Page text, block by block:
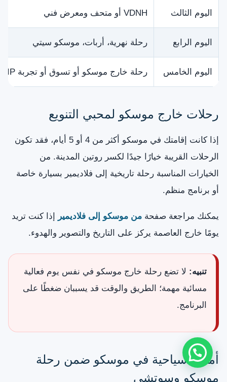
اليوم الثالث VDNH أو متحف ومعرض فني
اليوم الرابع رحلة نهرية، أربات، موسكو سيتي
اليوم الخامس رحلة خارج موسكو أو تسوق أو تجربة VIP
رحلات خارج موسكو لمحبي التنويع
إذا كانت إقامتك في موسكو أكثر من 4 أو 5 أيام، فقد تكون
الرحلات القريبة خيارًا جيدًا لكسر روتين المدينة. من
الخيارات المناسبة رحلة تاريخية إلى فلاديمير بسيارة خاصة
أو برنامج منظم.
يمكنك مراجعة صفحة من موسكو إلى فلاديمير
إذا كنت تريد
يومًا خارج العاصمة يركز على التاريخ والتصوير والهدوء.
تنبيه: لا تضع رحلة خارج موسكو في نفس يوم فعالية
مسائية مهمة؛ الطريق والوقت قد يسببان ضغطًا على
البرنامج.
أماكن سياحية في موسكو ضمن رحلة
موسكو وسوتشي